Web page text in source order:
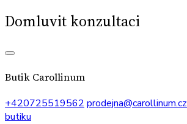
Domluvit konzultaci
Butik Carollinum
+420725519562 prodejna@carollinum.cz
butiku